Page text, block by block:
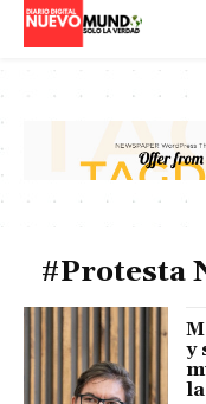
#Protesta
y